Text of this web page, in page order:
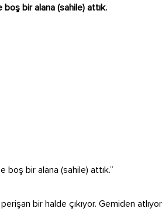
bir alana (sahile) attık.
boş bir alana (sahile) attık.”
bir halde çıkıyor. Gemiden